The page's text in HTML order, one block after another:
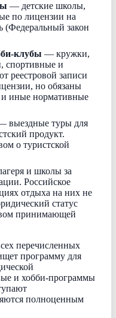
— детские школы,
по лицензии на
(Федеральный закон
клубы — кружки,
спортивные и
реестровой записи
но обязаны
и иные нормативные
выездные туры для
продукт.
о туристской
и школы за
Российское
отдыха на них не
статус
принимающей
перечисленных
программу для
и хобби-программы
полноценным